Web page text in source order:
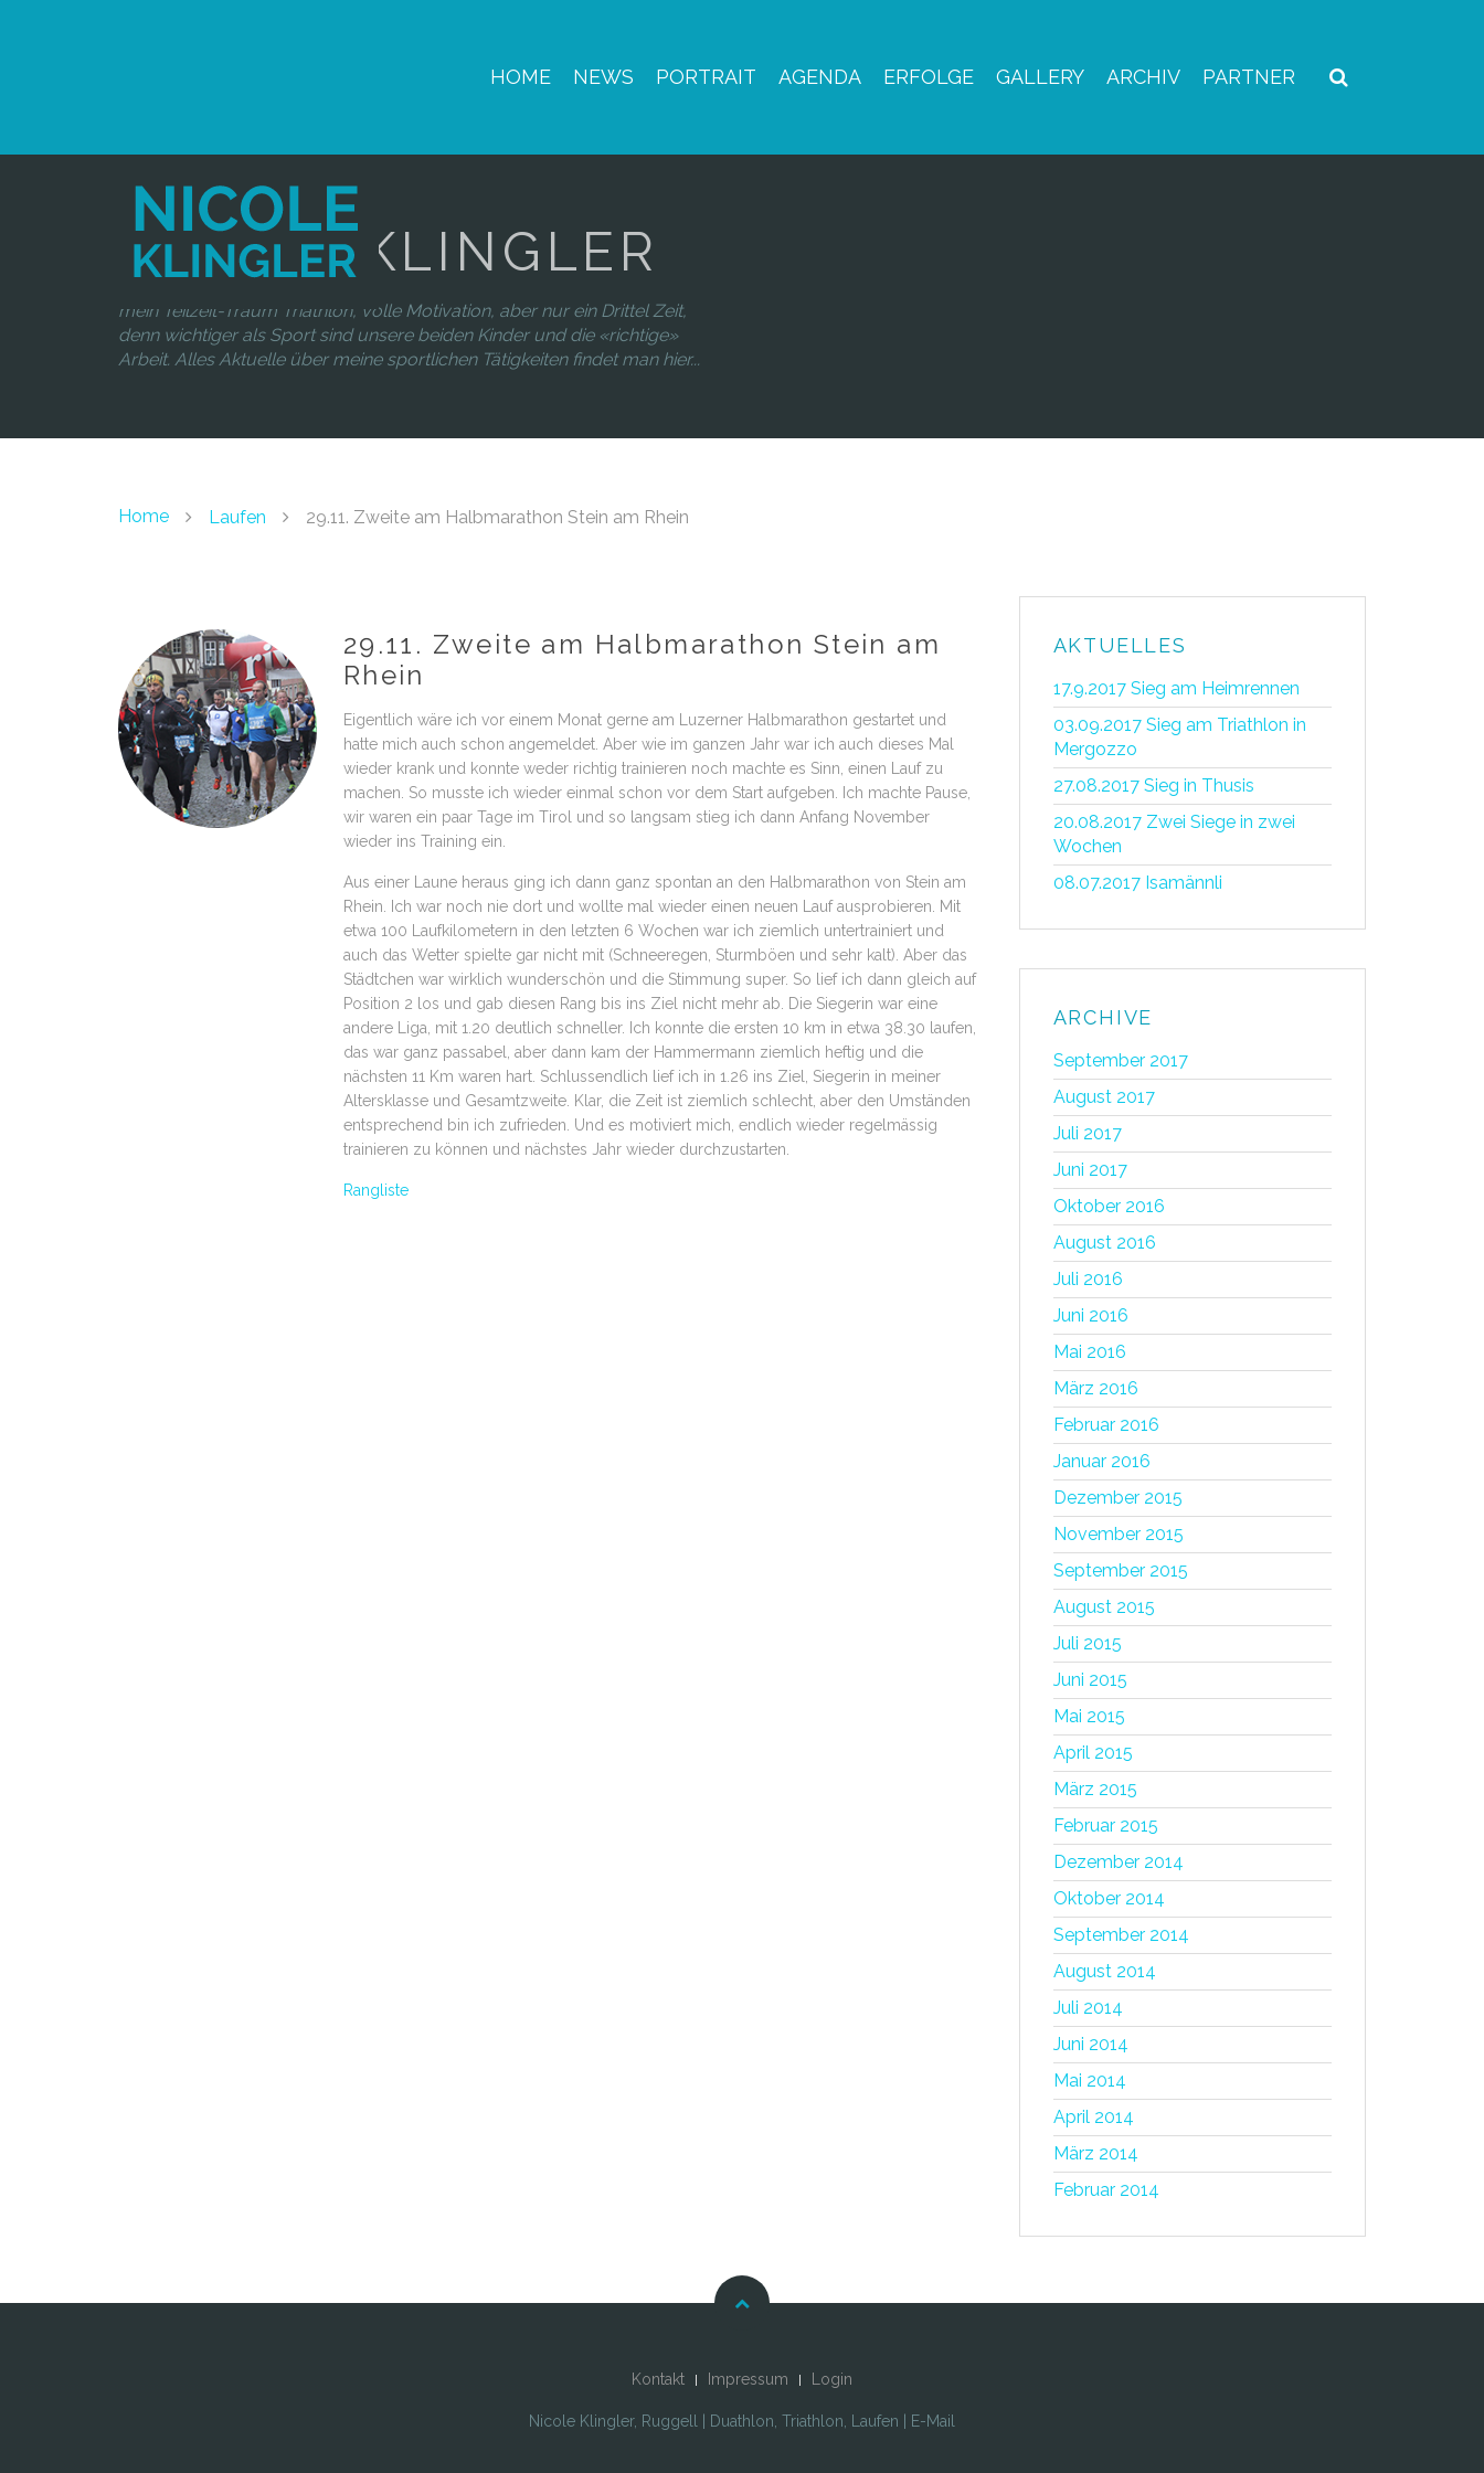
HOME NEWS PORTRAIT AGENDA ERFOLGE GALLERY ARCHIV PARTNER
NICOLE KLINGLER
mein Teilzeit-Traum Triathlon, volle Motivation, aber nur ein Drittel Zeit,
denn wichtiger als Sport sind unsere beiden Kinder und die «richtige»
Arbeit. Alles Aktuelle über meine sportlichen Tätigkeiten findet man hier...
Home Laufen 29.11. Zweite am Halbmarathon Stein am Rhein
29.11. Zweite am Halbmarathon Stein am
Rhein
Eigentlich wäre ich vor einem Monat gerne am Luzerner Halbmarathon gestartet und
hatte mich auch schon angemeldet. Aber wie im ganzen Jahr war ich auch dieses Mal
wieder krank und konnte weder richtig trainieren noch machte es Sinn, einen Lauf zu
machen. So musste ich wieder einmal schon vor dem Start aufgeben. Ich machte Pause,
wir waren ein paar Tage im Tirol und so langsam stieg ich dann Anfang November
wieder ins Training ein.
Aus einer Laune heraus ging ich dann ganz spontan an den Halbmarathon von Stein am
Rhein. Ich war noch nie dort und wollte mal wieder einen neuen Lauf ausprobieren. Mit
etwa 100 Laufkilometern in den letzten 6 Wochen war ich ziemlich untertrainiert und
auch das Wetter spielte gar nicht mit (Schneeregen, Sturmböen und sehr kalt). Aber das
Städtchen war wirklich wunderschön und die Stimmung super. So lief ich dann gleich auf
Position 2 los und gab diesen Rang bis ins Ziel nicht mehr ab. Die Siegerin war eine
andere Liga, mit 1.20 deutlich schneller. Ich konnte die ersten 10 km in etwa 38.30 laufen,
das war ganz passabel, aber dann kam der Hammermann ziemlich heftig und die
nächsten 11 Km waren hart. Schlussendlich lief ich in 1.26 ins Ziel, Siegerin in meiner
Altersklasse und Gesamtzweite. Klar, die Zeit ist ziemlich schlecht, aber den Umständen
entsprechend bin ich zufrieden. Und es motiviert mich, endlich wieder regelmässig
trainieren zu können und nächstes Jahr wieder durchzustarten.
Rangliste
AKTUELLES
17.9.2017 Sieg am Heimrennen
03.09.2017 Sieg am Triathlon in
Mergozzo
27.08.2017 Sieg in Thusis
20.08.2017 Zwei Siege in zwei
Wochen
08.07.2017 Isamännli
ARCHIVE
September 2017
August 2017
Juli 2017
Juni 2017
Oktober 2016
August 2016
Juli 2016
Juni 2016
Mai 2016
März 2016
Februar 2016
Januar 2016
Dezember 2015
November 2015
September 2015
August 2015
Juli 2015
Juni 2015
Mai 2015
April 2015
März 2015
Februar 2015
Dezember 2014
Oktober 2014
September 2014
August 2014
Juli 2014
Juni 2014
Mai 2014
April 2014
März 2014
Februar 2014
Kontakt Impressum Login
Nicole Klingler, Ruggell | Duathlon, Triathlon, Laufen | E-Mail